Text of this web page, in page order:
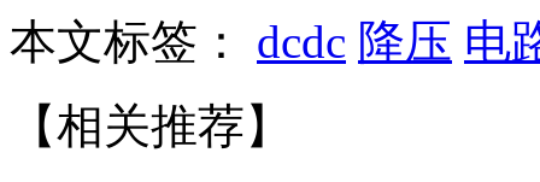
本文标签： dcdc 降压 电
【相关推荐】